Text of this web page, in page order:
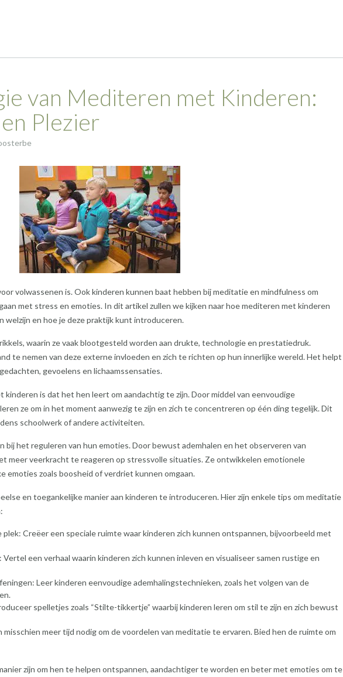
van Mediteren met Kinderen:
Plezier
volwassenen is. Ook kinderen kunnen baat hebben bij meditatie en mindfulness om
met stress en emoties. In dit artikel zullen we kijken naar hoe mediteren met kinderen
welzijn en hoe je deze praktijk kunt introduceren.
waarin ze vaak blootgesteld worden aan drukte, technologie en prestatiedruk.
te nemen van deze externe invloeden en zich te richten op hun innerlijke wereld. Het helpt
gevoelens en lichaamssensaties.
kinderen is dat het hen leert om aandachtig te zijn. Door middel van eenvoudige
ze om in het moment aanwezig te zijn en zich te concentreren op één ding tegelijk. Dit
schoolwerk of andere activiteiten.
bij het reguleren van hun emoties. Door bewust ademhalen en het observeren van
meer veerkracht te reageren op stressvolle situaties. Ze ontwikkelen emotionele
emoties zoals boosheid of verdriet kunnen omgaan.
en toegankelijke manier aan kinderen te introduceren. Hier zijn enkele tips om meditatie
Creëer een speciale ruimte waar kinderen zich kunnen ontspannen, bijvoorbeeld met
een verhaal waarin kinderen zich kunnen inleven en visualiseer samen rustige en
Leer kinderen eenvoudige ademhalingstechnieken, zoals het volgen van de
spelletjes zoals “Stilte-tikkertje” waarbij kinderen leren om stil te zijn en zich bewust
meer tijd nodig om de voordelen van meditatie te ervaren. Bied hen de ruimte om
zijn om hen te helpen ontspannen, aandachtiger te worden en beter met emoties om te